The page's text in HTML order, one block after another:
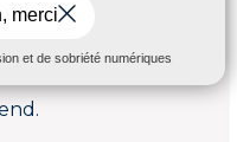
jeudi, vendredi et les